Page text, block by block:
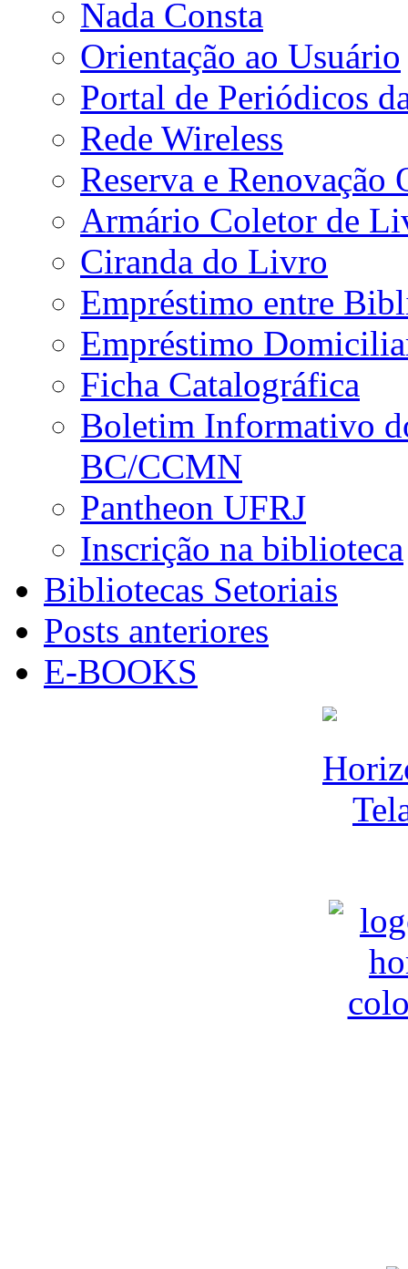
Nada Consta
Orientação ao Usuário
Portal de Periódicos
Rede Wireless
Reserva e Renovação
Armário Coletor de
Ciranda do Livro
Empréstimo entre
Empréstimo
Ficha Catalográfica
Boletim Informativo
BC/CCMN
Pantheon UFRJ
Inscrição na biblioteca
Bibliotecas Setoriais
Posts anteriores
E-BOOKS